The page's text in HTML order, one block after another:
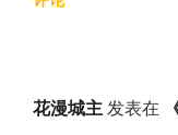
花漫城主发表在